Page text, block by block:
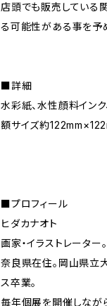
店頭でも販売している
る可能性がある事を予
■詳細
水彩紙、水性顔料イン
額サイズ約
■プロフィール
ヒダカナオト
画家・イラストレーター。
奈良県在住。岡山県立
ス卒業。
毎年個展を開催しなが